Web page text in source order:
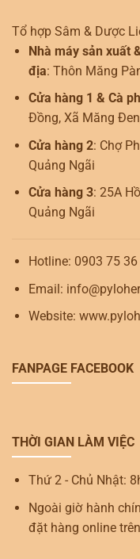
Tổ hợp Sâm & Dược
Nhà máy sản xuất
địa: Thôn Măng
Cửa hàng 1 & Cà
Đồng, Xã Măng
Cửa hàng 2: Chợ
Quảng Ngãi
Cửa hàng 3: 25A
Quảng Ngãi
Hotline: 0903 75
Email:
Website:
FANPAGE FACEBOOK
THỜI GIAN LÀM VIỆC
Thứ 2 - Chủ Nhật:
Ngoài giờ hành
đặt hàng online